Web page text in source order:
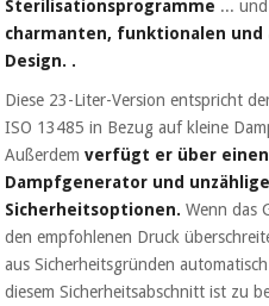
instrumente
(ausverkauf)
Sterilisationsprogramme ...
charmanten, funktionalen und
Design. .
Diese 23-Liter-Version entspricht
ISO 13485 in Bezug auf kleine
Außerdemverfügt er über
Dampfgenerator und unzählige
Sicherheitsoptionen. Wenn das
den empfohlenen Druck
aus Sicherheitsgründen
diesem Sicherheitsabschnitt ist zu